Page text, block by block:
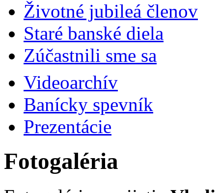
Životné jubileá členov
Staré banské diela
Zúčastnili sme sa
Videoarchív
Banícky spevník
Prezentácie
Fotogaléria